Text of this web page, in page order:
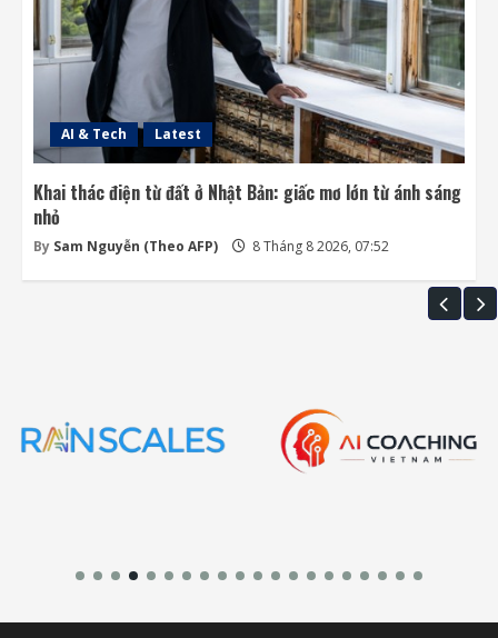
AI & Tech Latest
Khai thác điện từ đất ở Nhật Bản: giấc mơ lớn từ ánh sáng
nhỏ
By Sam Nguyễn (Theo AFP) 8 Tháng 8 2026, 07:52